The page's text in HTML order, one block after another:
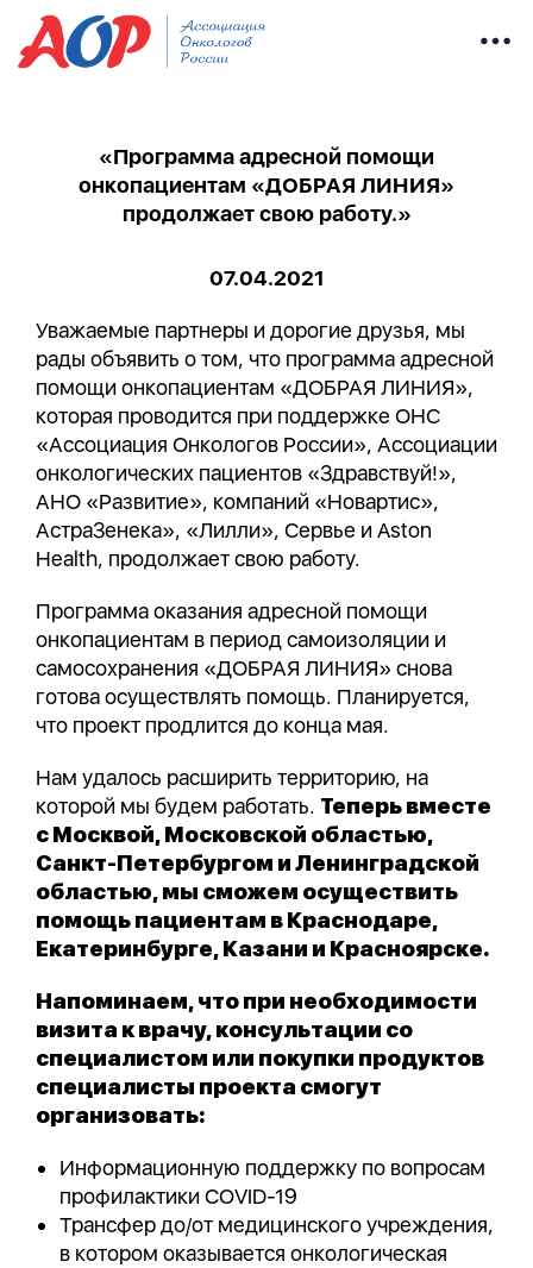
«Программа адресной помощи
онкопациентам «ДОБРАЯ ЛИНИЯ»
продолжает свою работу.»
07.04.2021
Уважаемые партнеры и дорогие друзья, мы
рады объявить о том, что программа адресной
помощи онкопациентам «ДОБРАЯ ЛИНИЯ»,
которая проводится при поддержке ОНС
«Ассоциация Онкологов России», Ассоциации
онкологических пациентов «Здравствуй!»,
АНО «Развитие», компаний «Новартис»,
АстраЗенека», «Лилли», Сервье и Aston
Health, продолжает свою работу.
Программа оказания адресной помощи
онкопациентам в период самоизоляции и
самосохранения «ДОБРАЯ ЛИНИЯ» снова
готова осуществлять помощь. Планируется,
что проект продлится до конца мая.
Нам удалось расширить территорию, на
которой мы будем работать. Теперь вместе
с Москвой, Московской областью,
Санкт-Петербургом и Ленинградской
областью, мы сможем осуществить
помощь пациентам в Краснодаре,
Екатеринбурге, Казани и Красноярске.
Напоминаем, что при необходимости
визита к врачу, консультации со
специалистом или покупки продуктов
специалисты проекта смогут
организовать:
Информационную поддержку по вопросам
профилактики COVID-19
Трансфер до/от медицинского учреждения,
в котором оказывается онкологическая